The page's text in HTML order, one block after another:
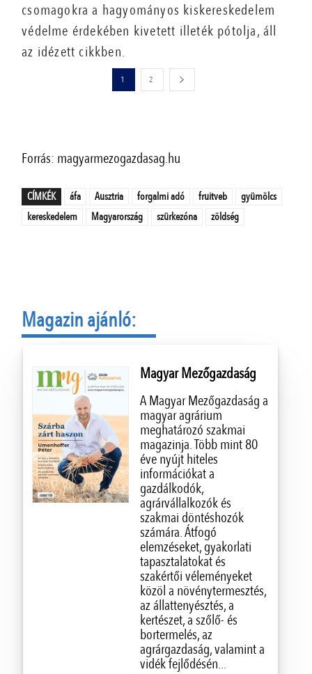
csomagokra a hagyományos kiskereskedelem
védelme érdekében kivetett illeték pótolja, áll
az idézett cikkben.
1 2
Forrás: magyarmezogazdasag.hu
CÍMKÉK áfa Ausztria forgalmi adó fruitveb
gyümölcs
kereskedelem
Magyarország szürkezóna zöldség
Magazin ajánló:
Magyar Mezőgazdaság
A Magyar Mezőgazdaság a
magyar agrárium
meghatározó szakmai
magazinja. Több mint 80
éve nyújt hiteles
információkat a
gazdálkodók,
agrárvállalkozók és
szakmai döntéshozók
számára. Átfogó
elemzéseket, gyakorlati
tapasztalatokat és
szakértői véleményeket
közöl a növénytermesztés,
az állattenyésztés, a
kertészet, a szőlő- és
bortermelés, az
agrárgazdaság, valamint a
vidék fejlődésén...